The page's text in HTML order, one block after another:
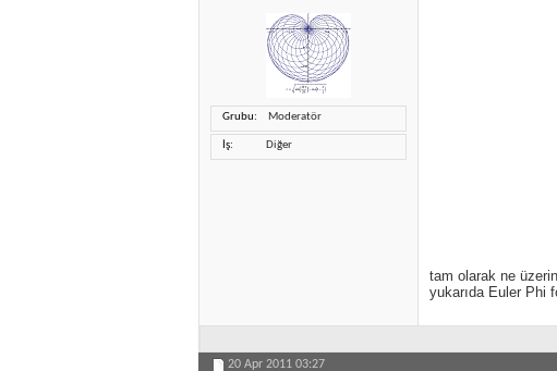
Grubu Moderatör
İş Diğer
tam olarak ne
yukarıda Euler Phi
20 Apr 2011 03:27